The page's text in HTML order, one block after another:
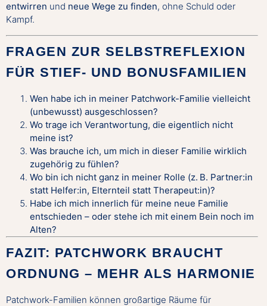
entwirren und neue Wege zu finden, ohne Schuld oder
Kampf.
FRAGEN ZUR SELBSTREFLEXION
FÜR STIEF- UND BONUSFAMILIEN
Wen habe ich in meiner Patchwork-Familie vielleicht
(unbewusst) ausgeschlossen?
Wo trage ich Verantwortung, die eigentlich nicht
meine ist?
Was brauche ich, um mich in dieser Familie wirklich
zugehörig zu fühlen?
Wo bin ich nicht ganz in meiner Rolle (z. B. Partner:in
statt Helfer:in, Elternteil statt Therapeut:in)?
Habe ich mich innerlich für meine neue Familie
entschieden – oder stehe ich mit einem Bein noch im
Alten?
FAZIT: PATCHWORK BRAUCHT
ORDNUNG – MEHR ALS HARMONIE
Patchwork-Familien können großartige Räume für